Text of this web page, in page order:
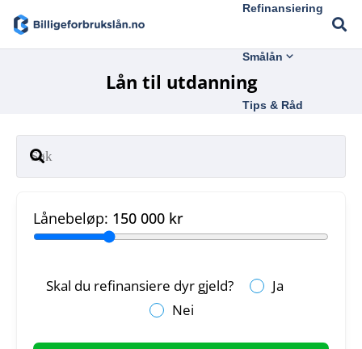
Refinansiering
Smålån
Tips & Råd
Lån til utdanning
Lånebeløp: 150 000 kr
Skal du refinansiere dyr gjeld?
Ja
Nei